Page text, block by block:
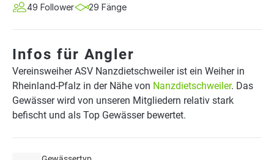
49 Follower 29 Fänge
Infos für Angler
Vereinsweiher ASV Nanzdietschweiler ist ein Weiher in
Rheinland-Pfalz in der Nähe von Nanzdietschweiler. Das
Gewässer wird von unseren Mitgliedern relativ stark
befischt und als Top Gewässer bewertet.